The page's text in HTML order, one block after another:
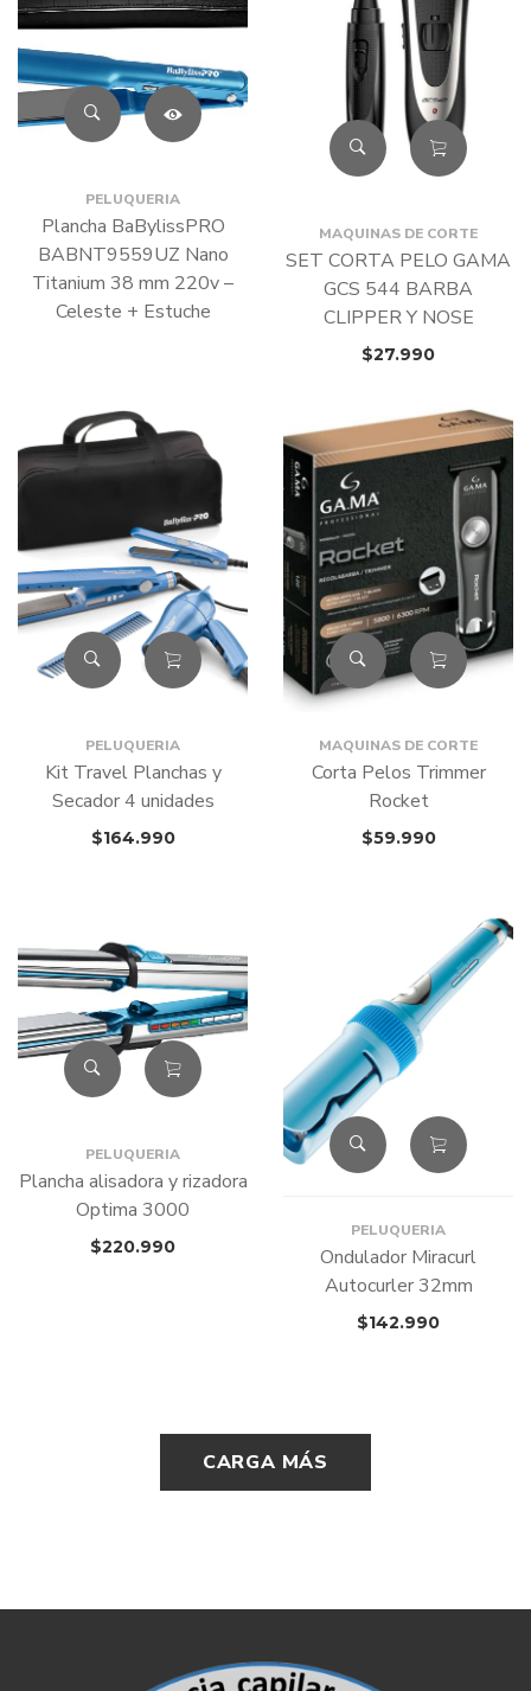
PELUQUERIA
Plancha BaBylissPRO
BABNT9559UZ Nano
Titanium 38 mm 220v –
Celeste + Estuche
MAQUINAS DE CORTE
SET CORTA PELO GAMA
GCS 544 BARBA
CLIPPER Y NOSE
$27.990
PELUQUERIA
Kit Travel Planchas y
Secador 4 unidades
$164.990
MAQUINAS DE CORTE
Corta Pelos Trimmer
Rocket
$59.990
PELUQUERIA
Plancha alisadora y rizadora
Optima 3000
$220.990
PELUQUERIA
Ondulador Miracurl
Autocurler 32mm
$142.990
CARGA MÁS